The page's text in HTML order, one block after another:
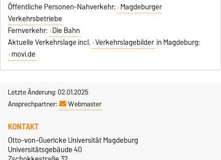
Öffentliche Personen-Nahverkehr: Magdeburger
Verkehrsbetriebe
Fernverkehr: Die Bahn
Aktuelle Verkehrslage incl. Verkehrslagebilder in Magdeburg:
movi.de
Letzte Änderung: 02.01.2025
Ansprechpartner:
Webmaster
KONTAKT
Otto-von-Guericke Universität Magdeburg
Universitätsgebäude 40